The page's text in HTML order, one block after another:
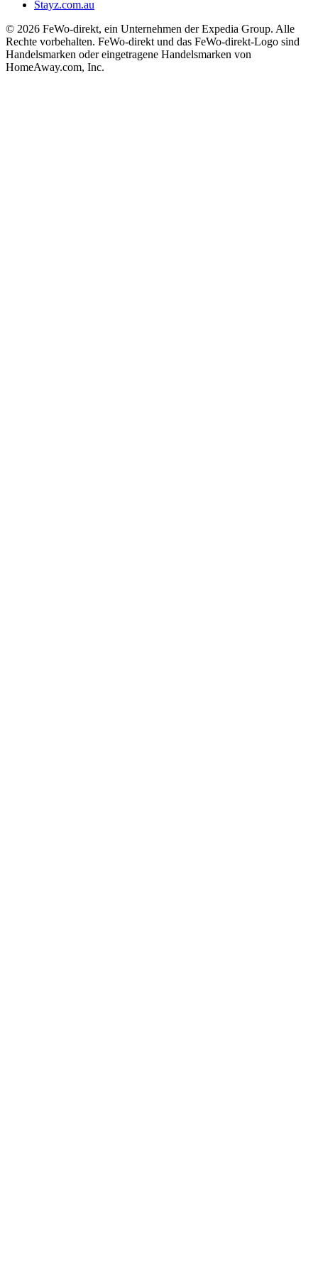
Stayz.com.au
© 2026 FeWo-direkt, ein Unternehmen der Expedia Group. Alle
Rechte vorbehalten. FeWo-direkt und das FeWo-direkt-Logo sind
Handelsmarken oder eingetragene Handelsmarken von
HomeAway.com, Inc.